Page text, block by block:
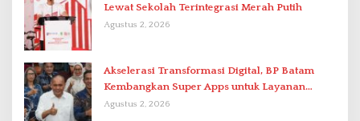
Lewat Sekolah Terintegrasi Merah Putih
Agustus 2, 2026
Akselerasi Transformasi Digital, BP Batam
Kembangkan Super Apps untuk Layanan
Terpadu
Agustus 2, 2026